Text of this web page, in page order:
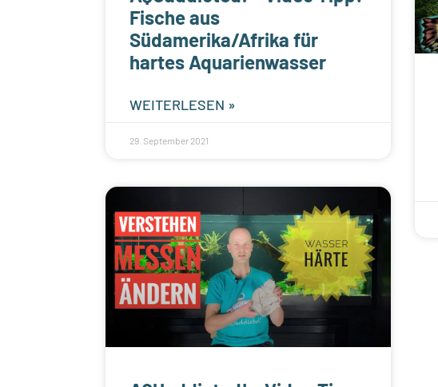
Fische aus
Südamerika/Afrika für
hartes Aquarienwasser
WEITERLESEN »
29. September 2021